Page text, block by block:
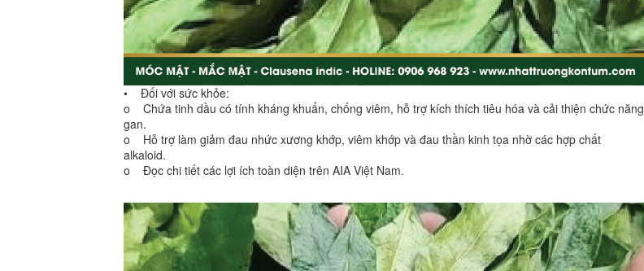
• Đối với sức khỏe:
o Chứa tinh dầu có tính kháng khuẩn, chống viêm, hỗ trợ kích thích tiêu hóa và cải thiện chức năng
gan.
o Hỗ trợ làm giảm đau nhức xương khớp, viêm khớp và đau thần kinh tọa nhờ các hợp chất
alkaloid.
o Đọc chi tiết các lợi ích toàn diện trên AIA Việt Nam.